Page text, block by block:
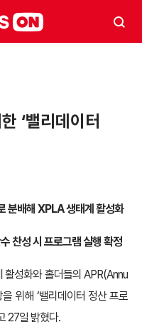
‘밸리데이터
분배해 XPLA 생태계 활성화
찬성 시 프로그램 실행 확정
성화와 홀더들의 APR(Annu
위해 ‘밸리데이터 정산 프로
27일 밝혔다.